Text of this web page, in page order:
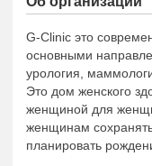
G-Clinic это
основными
урология,
Это дом женского
женщиной для
женщинам
планировать